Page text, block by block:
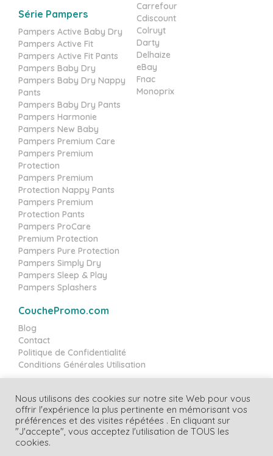
Série Pampers
Pampers Active Baby Dry
Pampers Active Fit
Pampers Active Fit Pants
Pampers Baby Dry
Pampers Baby Dry Nappy
Pants
Pampers Baby Dry Pants
Pampers Harmonie
Pampers New Baby
Pampers Premium Care
Pampers Premium
Protection
Pampers Premium
Protection Nappy Pants
Pampers Premium
Protection Pants
Pampers ProCare
Premium Protection
Pampers Pure Protection
Pampers Simply Dry
Pampers Sleep & Play
Pampers Splashers
Carrefour
Cdiscount
Colruyt
Darty
Delhaize
eBay
Fnac
Monoprix
CouchePromo.com
Blog
Contact
Politique de Confidentialité
Conditions Générales Utilisation
Copyright CouchePromo.com
Nous participons au programme d'affiliation Amazon Services LLC, un
Nous utilisons des cookies sur notre site Web pour vous
offrir l'expérience la plus pertinente en mémorisant vos
préférences et des visites répétées . En cliquant sur
"J'accepte", vous acceptez l'utilisation de TOUS les
cookies.